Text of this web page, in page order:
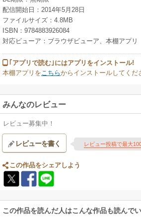
配信開始日：2014年5月28日
ファイルサイズ：4.8MB
ISBN：9784883926084
対応ビューア：ブラウザビューア、本棚アプリ
｢アプリで読む｣にはアプリをインストール!
本棚アプリをこちらからインストールしてくだ
みんなのレビュー
レビュー募集中！
レビューを書く レビュー投稿で最大
この作品をシェアしよう
この作品を読んだ人はこんな作品も読んで